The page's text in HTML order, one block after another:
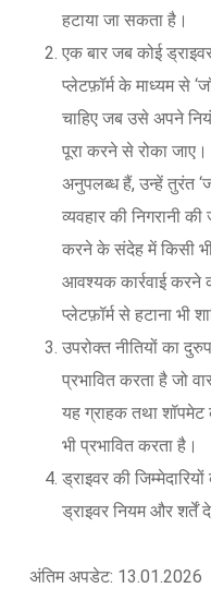
हटाया जा सकता है।
एक बार जब कोई
प्लेटफ़ॉर्म के माध्यम से
चाहिए जब उसे अपने
पूरा करने से रोका
अनुपलब्ध हैं, उन्हें तुरंत
व्यवहार की निगरानी
करने के संदेह में किसी
आवश्यक कार्रवाई करने
प्लेटफ़ॉर्म से हटाना भी
उपरोक्त नीतियों का
प्रभावित करता है जो
यह ग्राहक तथा शॉपमेट
भी प्रभावित करता है।
ड्राइवर की
ड्राइवर नियम और शर्तें
अंतिम अपडेट: 13.01.2026